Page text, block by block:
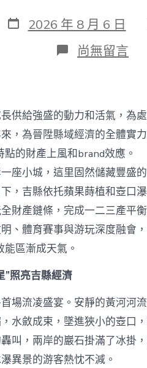
發
表
2026 年 8 月 6 日
在
〈特
進
級
打
造
查
包
養
網
站
“農
體
區
_
中
國
網〉
中
尚無留言
供給強盛的動力和活氣，為
，為晉陞縣域經濟的全體實
的財產上風和brand效應。
小城，這里固然儲藏豐盛
，吉縣依托蘋果蒔植和壺口
財產鏈條，完成一二三產平
、體育賽事與游玩深度融會
區漸成天氣。
”照亮吉縣經濟
場流凌盛宴。安靜的黃河河
水斂成束，墜進狹小的壺口
叫，兩岸的巖石掛滿了冰掛
異景的游客熱忱不減。